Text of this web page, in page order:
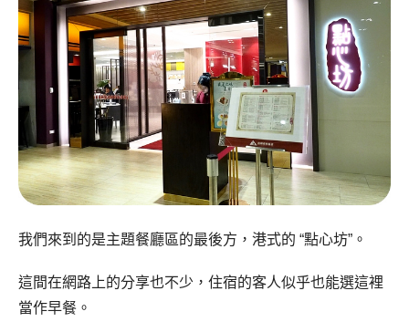
我們來到的是主題餐廳區的最後方，港式的 “點心坊”。
這間在網路上的分享也不少，住宿的客人似乎也能選這裡
當作早餐。